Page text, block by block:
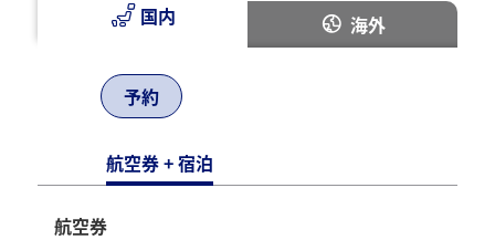
国内 海外
予約
航空券 + 宿泊
航空券